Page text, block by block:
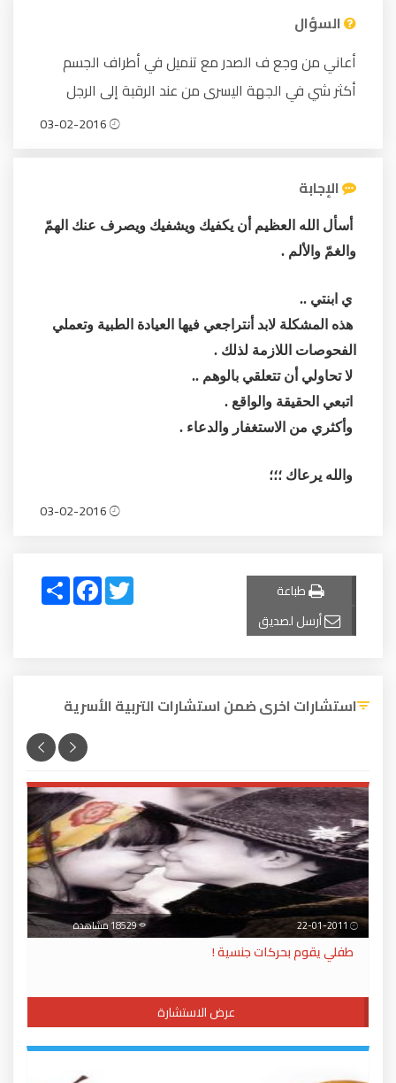
السؤال
أعاني من وجع ف الصدر مع تنميل في أطراف الجسم
أكثر شي في الجهة اليسرى من عند الرقبة إلى الرجل
الإجابة
أسأل الله العظيم أن يكفيك ويشفيك ويصرف عنك الهمّ
والغمّ والألم .
ي ابنتي ..
هذه المشكلة لابد أنتراجعي فيها العيادة الطبية وتعملي
الفحوصات اللازمة لذلك .
لا تحاولي أن تتعلقي بالوهم ..
اتبعي الحقيقة والواقع .
وأكثري من الاستغفار والدعاء .
والله يرعاك ؛؛؛
طباعة
أرسل لصديق
Share
FacebookTwitter
استشارات اخرى ضمن استشارات التربية الأسرية
22-01-2011 18529 مشاهدة
طفلي يقوم بحركات جنسية !
عرض الاستشارة